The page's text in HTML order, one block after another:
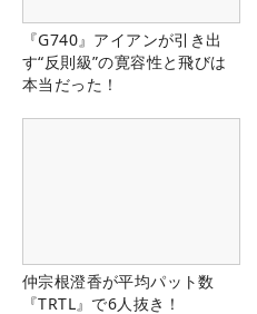
『G740』アイアンが引き出
す“反則級”の寛容性と飛びは
本当だった！
仲宗根澄香が平均パット数
『TRTL』で6人抜き！